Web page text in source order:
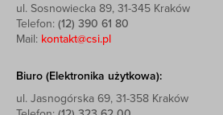
ul. Sosnowiecka 89, 31-345 Kraków
Telefon: (12) 390 61 80
Mail: kontakt@csi.pl
Biuro (Elektronika użytkowa):
ul. Jasnogórska 69, 31-358 Kraków